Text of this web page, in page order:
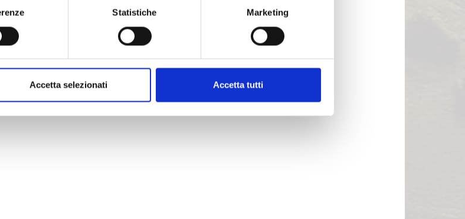
Statistiche Marketing
Accetta selezionati Accetta tutti